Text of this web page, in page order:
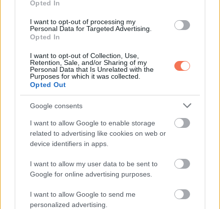
Opted In
I want to opt-out of processing my
Personal Data for Targeted Advertising.
Opted In
I want to opt-out of Collection, Use,
Retention, Sale, and/or Sharing of my
Personal Data that Is Unrelated with the
Purposes for which it was collected.
Opted Out
Google consents
I want to allow Google to enable storage
related to advertising like cookies on web or
device identifiers in apps.
I want to allow my user data to be sent to
Google for online advertising purposes.
I want to allow Google to send me
personalized advertising.
Kiakadtak az előfizetők: Drasztikus
hazánkban is népszerű szolgáltató
További bejegyzések